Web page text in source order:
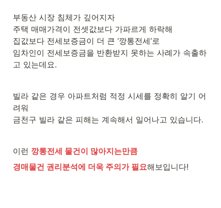
부동산 시장 침체가 깊어지자
주택 매매가격이 전셋값보다 가파르게 하락해
집값보다 전세보증금이 더 큰 ‘깡통전세’로
임차인이 전세보증금을 반환받지 못하는 사례가 속출하
고 있는데요.
빌라 같은 경우 아파트처럼 적정 시세를 정확히 알기 어
려워
금천구 빌라 같은 피해는 계속해서 일어나고 있습니다.
이런 깡통전세 물건이 많아지는만큼
경매물건 권리분석에 더욱 주의가 필요해보입니다!